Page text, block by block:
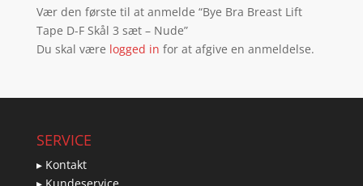
Vær den første til at anmelde “Bye Bra Breast Lift
Tape D-F Skål 3 sæt – Nude”
Du skal være logged in for at afgive en anmeldelse.
SERVICE
▸ Kontakt